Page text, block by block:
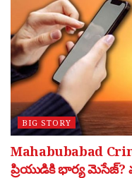
BIG STORY
Mahabubabad
ప్రియుడికి భార్య